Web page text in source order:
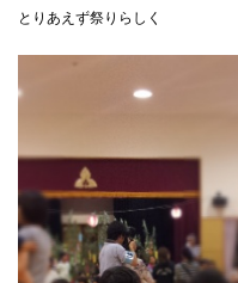
とりあえず祭りらしく